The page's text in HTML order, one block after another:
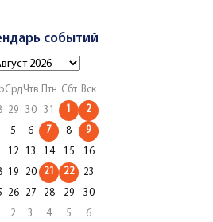
событий
СрдЧтв Птн Сбт Вск
29 30 31 1 2
5 6 7 8 9
12 13 14 15
16
19 20 21 22
23
26 27 28 29
30
2 3 4 5 6